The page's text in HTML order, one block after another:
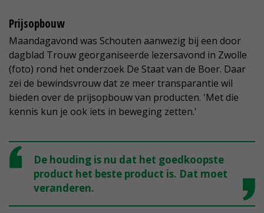
Prijsopbouw
Maandagavond was Schouten aanwezig bij een door
dagblad Trouw georganiseerde lezersavond in Zwolle
(foto) rond het onderzoek De Staat van de Boer. Daar
zei de bewindsvrouw dat ze meer transparantie wil
bieden over de prijsopbouw van producten. 'Met die
kennis kun je ook iets in beweging zetten.'
De houding is nu dat het goedkoopste
product het beste product is. Dat moet
veranderen.